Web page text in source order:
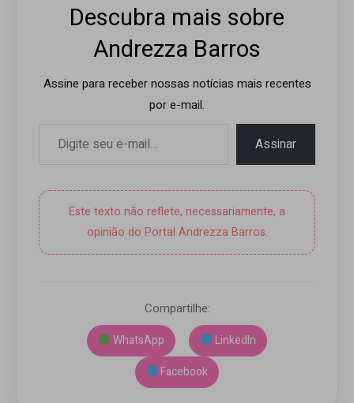
Descubra mais sobre
Andrezza Barros
Assine para receber nossas notícias mais recentes
por e-mail.
Assinar
Este texto não reflete, necessariamente, a
opinião do Portal Andrezza Barros.
Compartilhe:
WhatsApp
LinkedIn
Facebook